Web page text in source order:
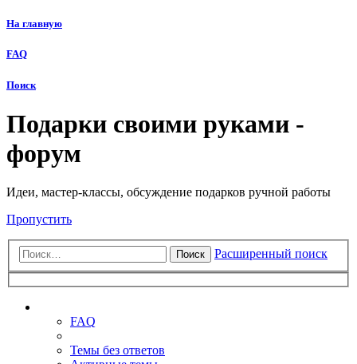
На главную
FAQ
Поиск
Подарки своими руками -
форум
Идеи, мастер-классы, обсуждение подарков ручной работы
Пропустить
Поиск Расширенный поиск
FAQ
Темы без ответов